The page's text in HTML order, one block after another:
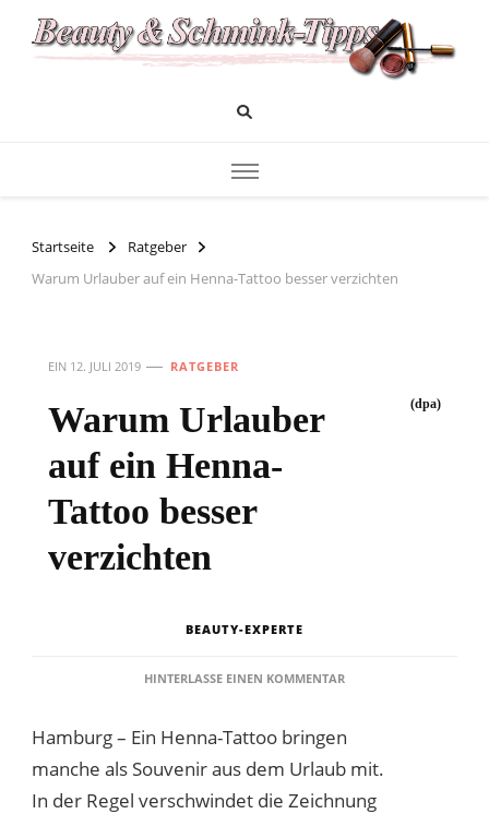
Beauty und Schminktipps
Startseite
Ratgeber
Warum Urlauber auf ein Henna-Tattoo besser verzichten
EIN 12. JULI 2019 RATGEBER
Warum Urlauber
auf ein Henna-
Tattoo besser
verzichten
(dpa)
BEAUTY-EXPERTE
HINTERLASSE EINEN KOMMENTARZU
AUF
HENNA-
TATTOO
Hamburg – Ein Henna-Tattoo bringen
manche als Souvenir aus dem Urlaub mit.
In der Regel verschwindet die Zeichnung